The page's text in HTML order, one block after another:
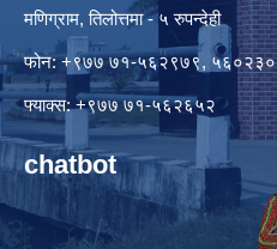
मणिग्राम, तिलोत्तमा - ५ रुपन्देही
फोन: +९७७ ७१-५६२९७९, ५६०२३०
फ्याक्स: +९७७ ७१-५६२६५२
chatbot